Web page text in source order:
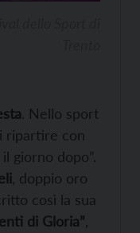
. Nello sport
ripartire con
giorno dopo”.
, doppio oro
così la sua
di Gloria”